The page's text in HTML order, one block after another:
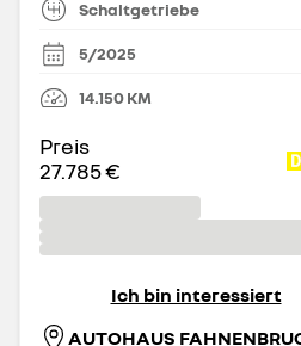
Schaltgetriebe
5/2025
14.150KM
Preis
27.785 €
Ich bin interessiert